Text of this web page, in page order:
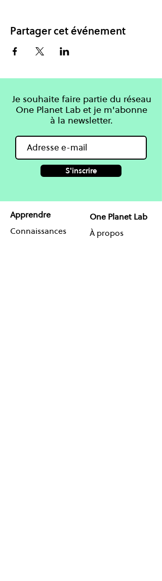
Partager cet événement
Je souhaite faire partie du réseau
One Planet Lab et je m'abonne
à la newsletter.
S'inscrire
Apprendre
Connaissances
One Planet Lab
À propos